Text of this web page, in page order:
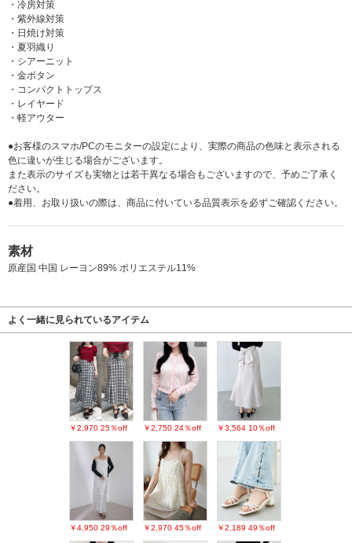
・冷房対策
・紫外線対策
・日焼け対策
・夏羽織り
・シアーニット
・金ボタン
・コンパクトトップス
・レイヤード
・軽アウター
●お客様のスマホ/PCのモニターの設定により、実際の商品の色味と表示される
色に違いが生じる場合がございます。
また表示のサイズも実物とは若干異なる場合もございますので、予めご了承く
ださい。
●着用、お取り扱いの際は、商品に付いている品質表示を必ずご確認ください。
素材
原産国 中国 レーヨン89% ポリエステル11%
よく一緒に見られているアイテム
￥2,970 25％off ￥2,750 24％off ￥3,564 10％off
￥4,950 29％off ￥2,970 45％off ￥2,189 49％off